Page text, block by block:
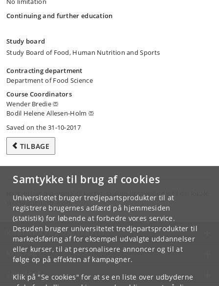
Samtykke til brug af cookies
Universitetet bruger tredjepartsprodukter til at
registrere brugernes adfærd på hjemmesiden
(statistik) for løbende at forbedre vores service.
Desuden bruger universitetet tredjepartsprodukter til
markedsføring af for eksempel udvalgte uddannelser
eller kurser, til at personalisere annoncer og til at
følge op på effekten af kampagner.
Klik på "Se cookies" for at se en liste over udbyderne
Continuing and further education
Study board
Study Board of Food, Human Nutrition and Sports
Contracting department
Department of Food Science
Course Coordinators
Wender Bredie
Bodil Helene Allesen-Holm
Saved on the 31-10-2017
TILBAGE
Hvis du har spørgsmål til kurset, skal du henvende dig til din lokale
studieadministration.
KØBENHAVNS UNIVERSITET
KONTAKT
SERVICES